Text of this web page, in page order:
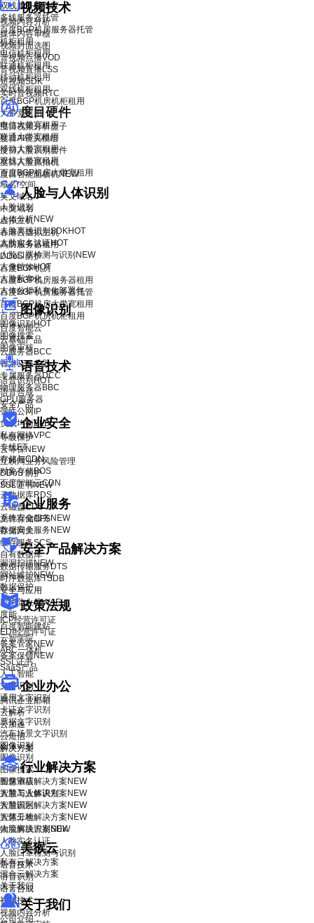
视频技术
视频内容分析
媒体内容审核
视频封面选图
音视频点播VOD
音视频直播LSS
短视频SDK
实时音视频RTC
度目硬件
度目视频分析盒子
度目AI镜头模组
度目人脸识别套件
度目人脸抓拍机
度目智能面板机NEW
人脸与人体识别
人脸识别
人体分析NEW
人脸离线识别SDKHOT
人脸实名认证HOT
人脸口罩检测与识别 NEW
人像特效HOT
人脸私有化
人体分析私有化部署包
图像识别
图像识别HOT
图像搜索
图像审核
语音技术
语音识别 HOT
语音合成
安全产品
企业安全
等级保护
云等保NEW
互联网业务风险管理
DDoS 防护
SSL证书NEW
企业服务
系统安全服务NEW
数据安全服务 NEW
安全产品解决方案
漏洞扫描NEW
网站维护NEW
数据保护
政策法规
ICP经营许可证
EDI经营许可证
备案管家NEW
备案保镖NEW
SaaS产品
企业办公
腾讯企业邮箱
云解析
云加速
云短信
解决方案
行业解决方案
智慧酒店解决方案 NEW
智慧工业解决方案 NEW
智慧园区解决方案 NEW
智慧工地解决方案 NEW
物流解决方案NEW
美猴云
私有云解决方案
混合云解决方案
关于我们
关于我们
公司介绍
双线服务器托管
多线服务器托管
百度BGP机房服务器托管
机柜租用
电信机柜租用
联通机柜租用
移动机柜租用
双线机柜租用
百度BGP机房机柜租用
大带宽租用
电信大带宽租用
联通大带宽租用
移动大带宽租用
双线大带宽租用
百度BGP机房大带宽租用
域名/空间
英文域名
中文域名
虚拟主机
香港云虚拟主机
高防服务器租用
DDoS 防护
百度BGP机房
百度BGP机房服务器租用
百度BGP机房服务器托管
百度BGP机房大带宽租用
百度BGP机房机柜租用
百度智能云
云基础产品
云服务器BCC
香港云服务器
专属服务器DCC
物理服务器BBC
GPU服务器
弹性公网IP
负载均衡BLB
私有网络VPC
专线ET
存储与CDN
对象存储BOS
百度智能云CDN
云数据库RDS
云磁盘CDS
文件存储CFS
存储网关
缓存服务SCS
自有数据库
数据传输服务DTS
时序数据库TSDB
安全与应用
应用防火墙WAF
度能
百度智能建站
云智学院
ABC一体机
SSL证书
人工智能
文字识别
通用文字识别
卡证文字识别
票据文字识别
汽车场景文字识别
图像识别
图像识别
图像搜索
图像审核
人脸与人体识别
人脸识别
人体分析
人脸离线识别SDK
人脸实名认证
人脸口罩检测与识别
语音技术
语音识别
语音合成
视频技术
视频内容分析